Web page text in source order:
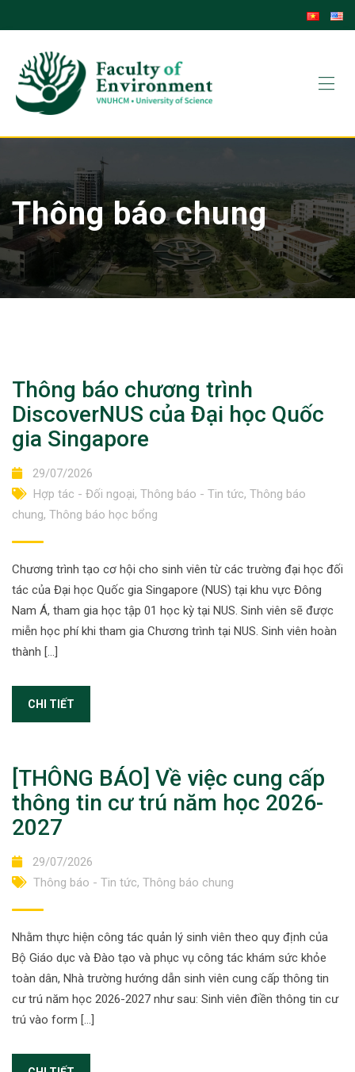
to
content
Thông báo chung
Thông báo chương trình
DiscoverNUS của Đại học Quốc
gia Singapore
29/07/2026
Hợp tác - Đối ngoại, Thông báo - Tin tức, Thông báo
chung, Thông báo học bổng
Chương trình tạo cơ hội cho sinh viên từ các trường đại học đối
tác của Đại học Quốc gia Singapore (NUS) tại khu vực Đông
Nam Á, tham gia học tập 01 học kỳ tại NUS. Sinh viên sẽ được
miễn học phí khi tham gia Chương trình tại NUS. Sinh viên hoàn
thành […]
CHI TIẾT
[THÔNG BÁO] Về việc cung cấp
thông tin cư trú năm học 2026-
2027
29/07/2026
Thông báo - Tin tức, Thông báo chung
Nhằm thực hiện công tác quản lý sinh viên theo quy định của
Bộ Giáo dục và Đào tạo và phục vụ công tác khám sức khỏe
toàn dân, Nhà trường hướng dẫn sinh viên cung cấp thông tin
cư trú năm học 2026-2027 như sau: Sinh viên điền thông tin cư
trú vào form […]